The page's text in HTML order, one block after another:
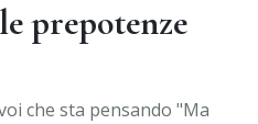
prepotenze
che sta pensando "Ma